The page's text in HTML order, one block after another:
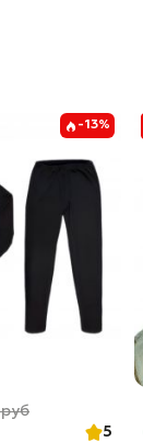
-13%
руб
5